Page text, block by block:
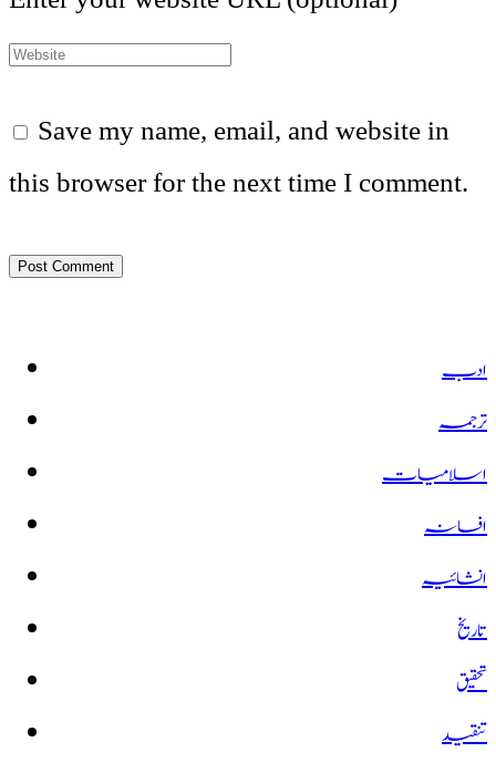
Save my name, email, and website in
this browser for the next time I comment.
ادب
ترجمہ
اسلامیات
افسانہ
انشائیہ
تاریخ
تحقیق
تنقید